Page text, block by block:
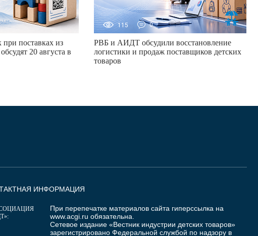
поставках из
20 августа в
115 0
РВБ и АИДТ обсудили восстановление
логистики и продаж поставщиков детских
товаров
ИНФОРМАЦИЯ
При перепечатке материалов сайта гиперссылка на
www.acgi.ru обязательна.
Сетевое издание «Вестник индустрии детских товаров»
зарегистрировано Федеральной службой по надзору в